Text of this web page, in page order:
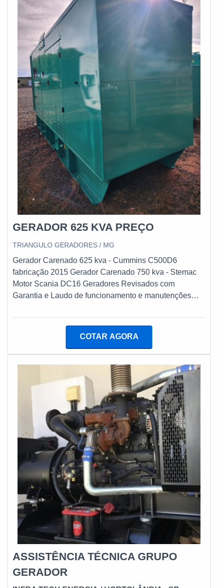
somados a um time com equipes sempre disponíveis
para atender as necessidades dos clientes e equipe
eficiente, fecha todo o ciclo de entrega com excelência
para toda a carteira de clientes.
GERADOR 625 KVA PREÇO
TRIANGULO GERADORES / MG
Gerador Carenado 625 kva - Cummins C500D6
fabricação 2015 Gerador Carenado 750 kva - Stemac
Motor Scania DC16 Geradores Revisados com
Garantia e Laudo de funcionamento e manutenções
COTAR AGORA
ASSISTÊNCIA TÉCNICA GRUPO
GERADOR